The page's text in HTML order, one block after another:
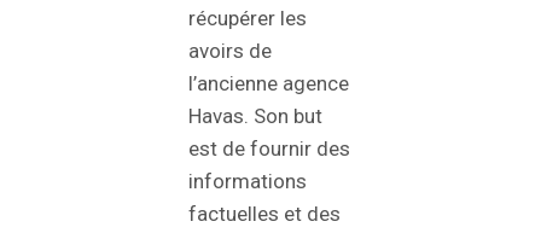
récupérer les
avoirs de
l’ancienne agence
Havas. Son but
est de fournir des
informations
factuelles et des